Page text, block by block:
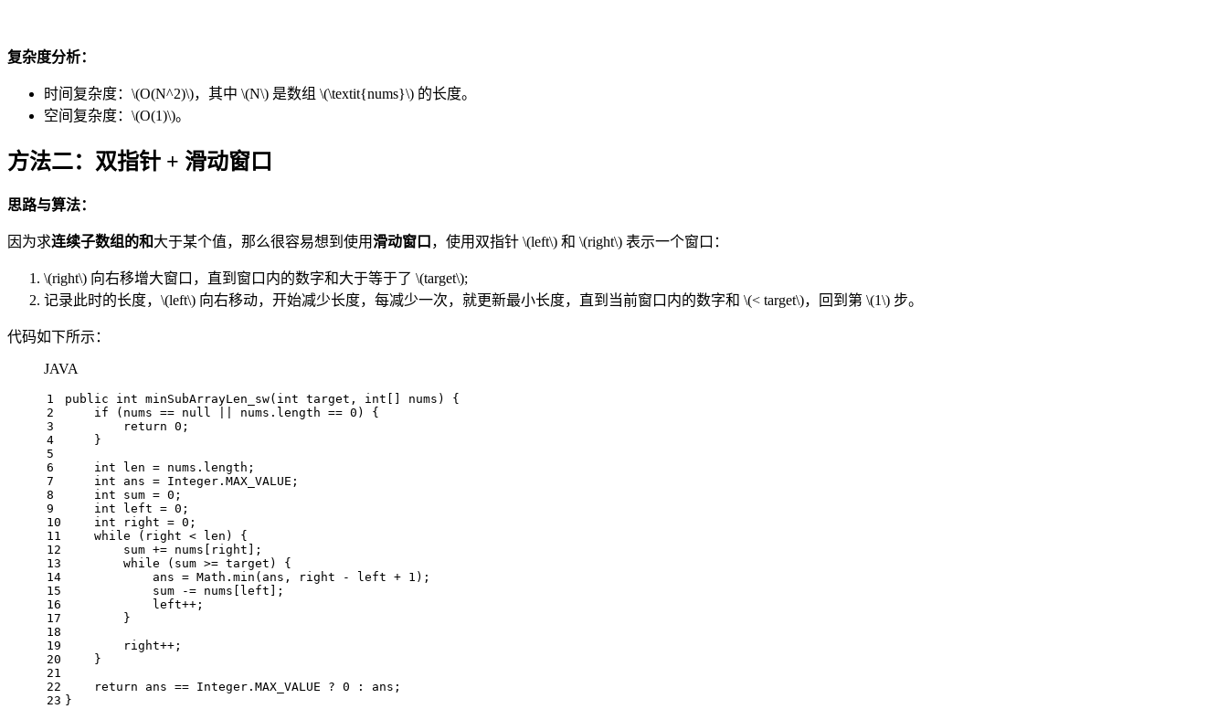
复杂度分析：
时间复杂度： \(O(N^2)\)，其中 \(N\) 是数组 \(\textit{nums}\) 的长度。
空间复杂度： \(O(1)\)。
方法二：双指针 + 滑动窗口
思路与算法：
因为求连续子数组的和大于某个值，那么很容易想到使用滑动窗口 ，使用双指针 \(left\) 和 \(right\) 表示一个窗口：
\(right\) 向右移增大窗口，直到窗口内的数字和大于等于了 \(target\);
记录此时的长度， \(left\) 向右移动，开始减少长度，每减少一次，就更新最小长度，直到当前窗口内的数字和 \(< target\)，回到第 \(1\) 步。
代码如下所示：
JAVA
1
2
3
4
5
6
7
8
9
10
11
12
13
14
15
16
17
18
19
20
21
22
23
public int minSubArrayLen_sw( int target, int [] nums)
{
if (nums == null || nums.length == 0 ) {
return 0 ;
    }
int
len = nums.length;
int
ans = Integer.MAX_VALUE;
int
sum = 0 ;
int
left = 0 ;
int
right = 0 ;
while (right < len) {
        sum += nums[right];
while (sum >= target) {
            ans = Math.min(ans, right - left +
1 );
            sum -= nums[left];
            left++;
        }
        right++;
    }
return ans == Integer.MAX_VALUE ? 0 : ans;
}